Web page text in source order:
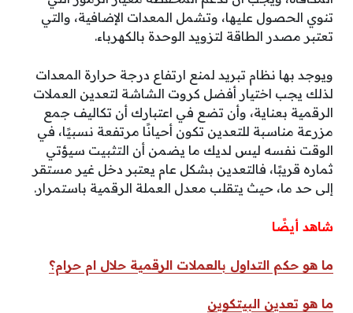
تنوي الحصول عليها، وتشمل المعدات الإضافية، والتي
تعتبر مصدر الطاقة لتزويد الوحدة بالكهرباء.
ويوجد بها نظام تبريد لمنع ارتفاع درجة حرارة المعدات
لذلك يجب اختيار أفضل كروت الشاشة لتعدين العملات
الرقمية بعناية، وأن تضع في اعتبارك أن تكاليف جمع
مزرعة مناسبة للتعدين تكون أحيانًا مرتفعة نسبيًا، في
الوقت نفسه ليس لديك ما يضمن أن التثبيت سيؤتي
ثماره قريبًا، فالتعدين بشكل عام يعتبر دخل غير مستقر
إلى حد ما، حيث يتقلب معدل العملة الرقمية باستمرار.
شاهد أيضًا
ما هو حكم التداول بالعملات الرقمية حلال ام حرام؟
ما هو تعدين البيتكوين